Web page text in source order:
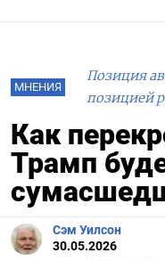
МНЕНИЯ
Позиция
позицией
Как
Трамп
Сэм Уилсон
30.05.2026